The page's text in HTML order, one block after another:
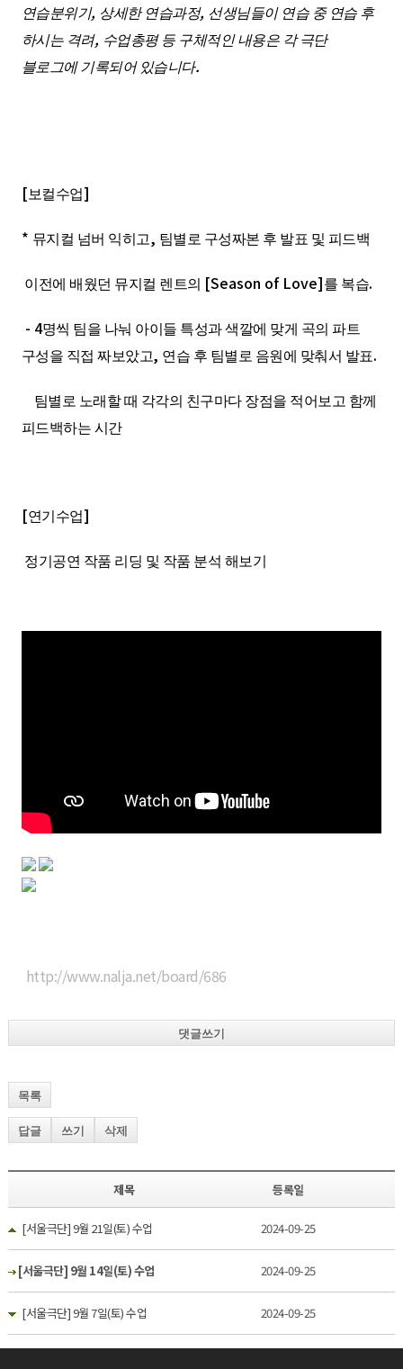
연습분위기, 상세한 연습과정, 선생님들이 연습 중 연습 후
하시는 격려, 수업총평 등 구체적인 내용은 각 극단
블로그에 기록되어 있습니다.
[ 보컬수업]
* 뮤지컬 넘버 익히고, 팀별로 구성짜본 후 발표 및 피드백
이전에 배웠던 뮤지컬 렌트의 [Season of Love]를 복습.
- 4명씩 팀을 나눠 아이들 특성과 색깔에 맞게 곡의 파트
구성을 직접 짜보았고, 연습 후 팀별로 음원에 맞춰서 발표.
팀별로 노래할 때 각각의 친구마다 장점을 적어보고 함께
피드백하는 시간
[연기수업]
정기공연 작품 리딩 및 작품 분석 해보기
http://www.nalja.net/board/686
댓글쓰기
목록
답글 쓰기 삭제
제목 등록일
[서울극단] 9월 21일(토) 수업 2024-09-25
[서울극단] 9월 14일(토) 수업 2024-09-25
[서울극단] 9월 7일(토) 수업 2024-09-25